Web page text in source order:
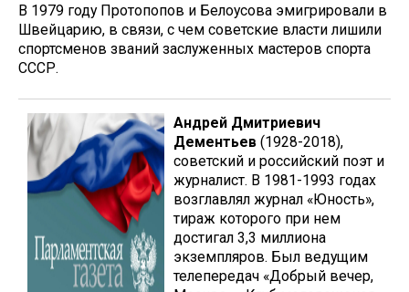
В 1979 году Протопопов и Белоусова эмигрировали в
Швейцарию, в связи, с чем советские власти лишили
спортсменов званий заслуженных мастеров спорта
СССР.
Андрей Дмитриевич
Дементьев (1928-2018),
советский и российский поэт и
журналист. В 1981-1993 годах
возглавлял журнал «Юность»,
тираж которого при нем
достигал 3,3 миллиона
экземпляров. Был ведущим
телепередач «Добрый вечер,